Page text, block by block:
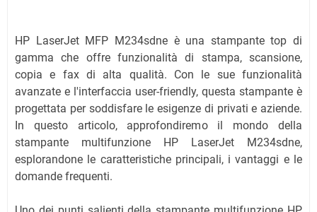
HP LaserJet MFP M234sdne è una stampante top di
gamma che offre funzionalità di stampa, scansione,
copia e fax di alta qualità. Con le sue funzionalità
avanzate e l'interfaccia user-friendly, questa stampante è
progettata per soddisfare le esigenze di privati e aziende.
In questo articolo, approfondiremo il mondo della
stampante multifunzione HP LaserJet M234sdne,
esplorandone le caratteristiche principali, i vantaggi e le
domande frequenti.